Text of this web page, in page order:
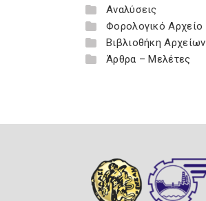
Αναλύσεις
Φορολογικό Αρχείο
Βιβλιοθήκη Αρχείων
Άρθρα – Μελέτες